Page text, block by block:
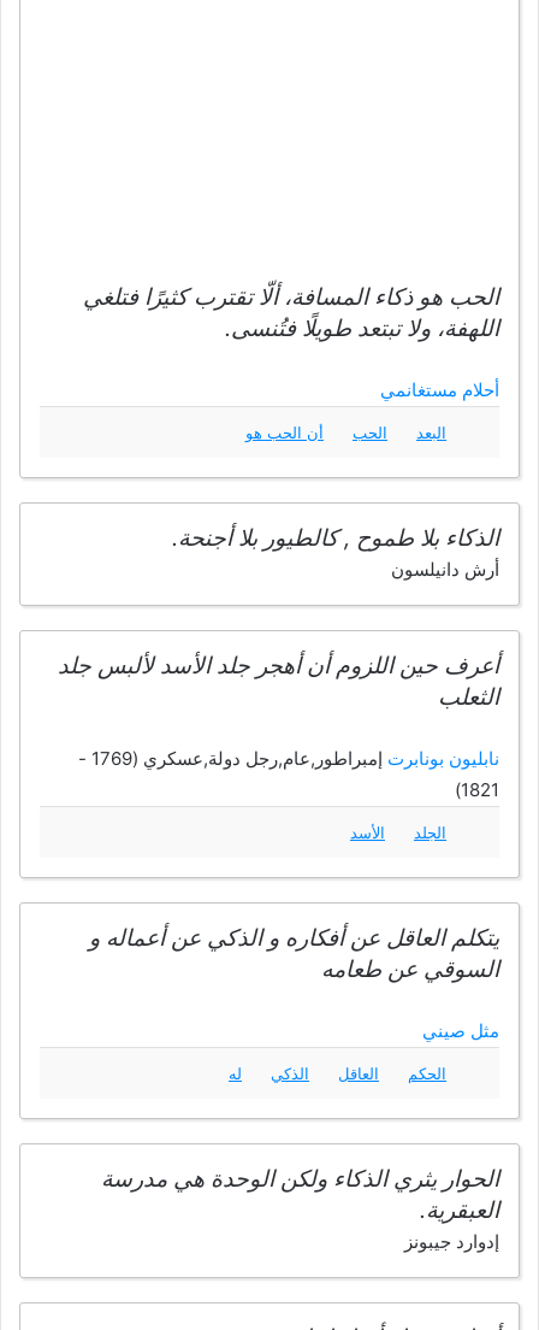
الحب هو ذكاء المسافة، ألّا تقترب كثيرًا فتلغي
اللهفة، ولا تبتعد طويلًا فتُنسى.
أحلام مستغانمي
البعد الحب أن الحب هو
الذكاء بلا طموح , كالطيور بلا أجنحة.
أرش دانيلسون
أعرف حين اللزوم أن أهجر جلد الأسد لألبس جلد
الثعلب
نابليون بونابرت
إمبراطور,عام,رجل دولة,عسكري (1769 -
1821)
الجلد الأسد
يتكلم العاقل عن أفكاره و الذكي عن أعماله و
السوقي عن طعامه
مثل صيني
الحكم العاقل الذكي له
الحوار يثري الذكاء ولكن الوحدة هي مدرسة
العبقرية.
إدوارد جيبونز